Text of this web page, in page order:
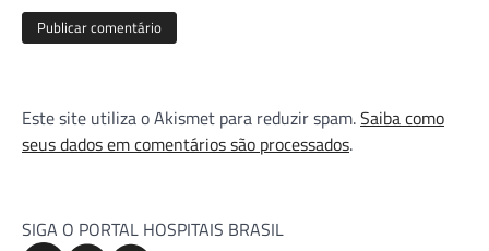
Este site utiliza o Akismet para reduzir spam.Saiba como
seus dados em comentários são processados.
SIGA O PORTAL HOSPITAIS BRASIL